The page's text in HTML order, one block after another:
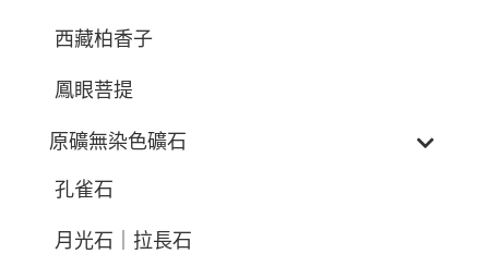
西藏柏香子
鳳眼菩提
原礦無染色礦石
孔雀石
月光石｜拉長石